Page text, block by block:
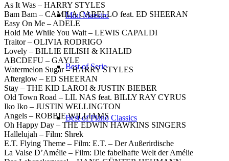
Mini Maestro
Best of Serie
Best of Piano Classics
As It Was – HARRY STYLES
Bam Bam – CAMILA CABELLO feat. ED SHEERAN
Easy On Me – ADELE
Hold Me While You Wait – LEWIS CAPALDI
Traitor – OLIVIA RODRIGO
Lovely – BILLIE EILISH & KHALID
ABCDEFU – GAYLE
Watermelon Sugar – HARRY STYLES
Afterglow – ED SHEERAN
Stay – THE KID LAROI & JUSTIN BIEBER
Old Town Road – LIL NAS feat. BILLY RAY CYRUS
Iko Iko – JUSTIN WELLINGTON
Angels – ROBBIE WILLIAMS
Oh Happy Day – THE EDWIN HAWKINS SINGERS
Hallelujah – Film: Shrek
E.T. Flying Theme – Film: E.T. – Der Außerirdische
La Valse D’Amélie – Film: Die fabelhafte Welt der Amélie